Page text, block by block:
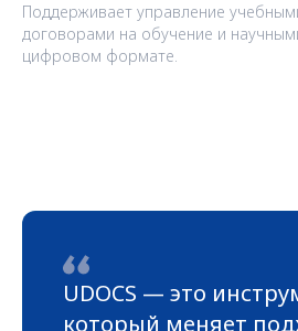
Поддерживает управление
договорами на обучение и
цифровом формате.
UDOCS — это
который меняет